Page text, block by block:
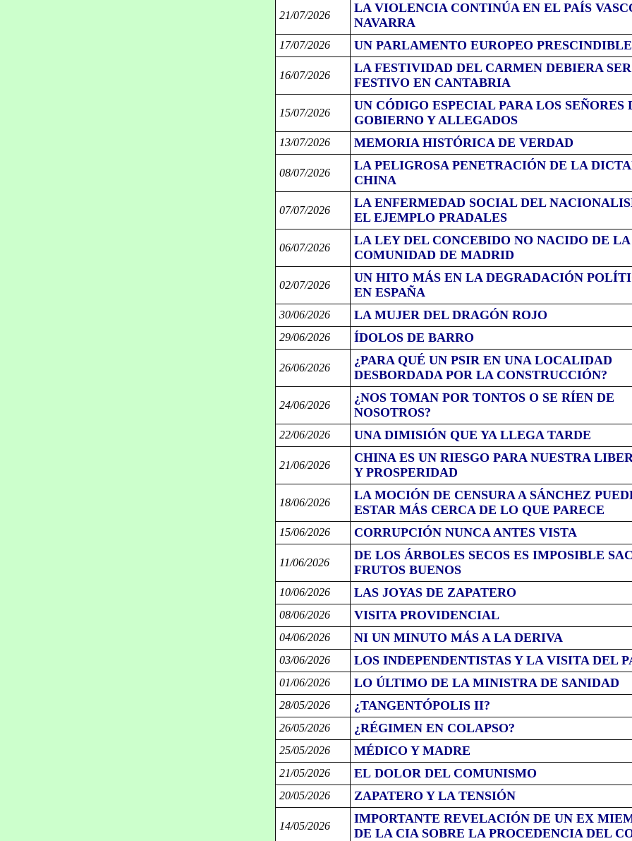
21/07/2026
LA VIOLENCIA CONTINÚA EN EL PAÍS
NAVARRA
17/07/2026 UN PARLAMENTO EUROPEO PRESCINDIBLE
16/07/2026
LA FESTIVIDAD DEL CARMEN DEBIERA SER
FESTIVO EN CANTABRIA
15/07/2026
UN CÓDIGO ESPECIAL PARA LOS SEÑORES
GOBIERNO Y ALLEGADOS
13/07/2026 MEMORIA HISTÓRICA DE VERDAD
08/07/2026
LA PELIGROSA PENETRACIÓN DE LA
CHINA
07/07/2026
LA ENFERMEDAD SOCIAL DEL
EL EJEMPLO PRADALES
06/07/2026
LA LEY DEL CONCEBIDO NO NACIDO DE LA
COMUNIDAD DE MADRID
02/07/2026
UN HITO MÁS EN LA DEGRADACIÓN
EN ESPAÑA
30/06/2026 LA MUJER DEL DRAGÓN ROJO
29/06/2026 ÍDOLOS DE BARRO
26/06/2026
¿PARA QUÉ UN PSIR EN UNA LOCALIDAD
DESBORDADA POR LA CONSTRUCCIÓN?
24/06/2026
¿NOS TOMAN POR TONTOS O SE RÍEN DE
NOSOTROS?
22/06/2026 UNA DIMISIÓN QUE YA LLEGA TARDE
21/06/2026
CHINA ES UN RIESGO PARA NUESTRA
Y PROSPERIDAD
18/06/2026
LA MOCIÓN DE CENSURA A SÁNCHEZ
ESTAR MÁS CERCA DE LO QUE PARECE
15/06/2026 CORRUPCIÓN NUNCA ANTES VISTA
11/06/2026
DE LOS ÁRBOLES SECOS ES IMPOSIBLE
FRUTOS BUENOS
10/06/2026 LAS JOYAS DE ZAPATERO
08/06/2026 VISITA PROVIDENCIAL
04/06/2026 NI UN MINUTO MÁS A LA DERIVA
03/06/2026 LOS INDEPENDENTISTAS Y LA VISITA DEL
01/06/2026 LO ÚLTIMO DE LA MINISTRA DE SANIDAD
28/05/2026 ¿TANGENTÓPOLIS II?
26/05/2026 ¿RÉGIMEN EN COLAPSO?
25/05/2026 MÉDICO Y MADRE
21/05/2026 EL DOLOR DEL COMUNISMO
20/05/2026 ZAPATERO Y LA TENSIÓN
14/05/2026
IMPORTANTE REVELACIÓN DE UN EX
DE LA CIA SOBRE LA PROCEDENCIA DEL